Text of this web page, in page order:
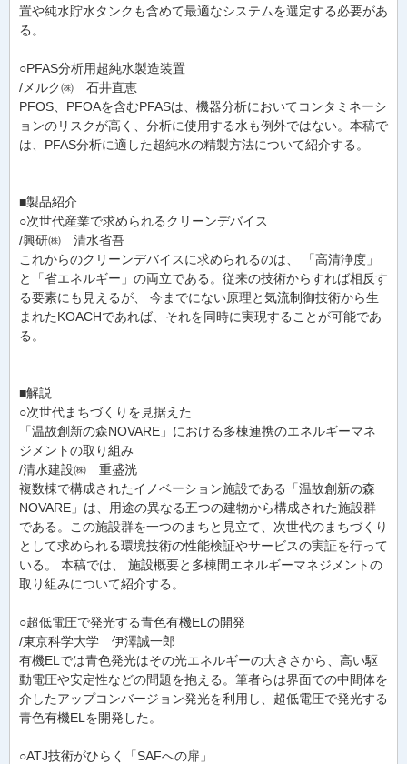
置や純水貯水タンクも含めて最適なシステムを選定する必要があ
る。
○PFAS分析用超純水製造装置
/メルク㈱ 石井直恵
PFOS、PFOAを含むPFASは、機器分析においてコンタミネーシ
ョンのリスクが高く、分析に使用する水も例外ではない。本稿で
は、PFAS分析に適した超純水の精製方法について紹介する。
■製品紹介
○次世代産業で求められるクリーンデバイス
/興研㈱ 清水省吾
これからのクリーンデバイスに求められるのは、 「高清浄度」
と「省エネルギー」の両立である。従来の技術からすれば相反す
る要素にも見えるが、 今までにない原理と気流制御技術から生
まれたKOACHであれば、それを同時に実現することが可能であ
る。
■解説
○次世代まちづくりを見据えた
「温故創新の森NOVARE」における多棟連携のエネルギーマネ
ジメントの取り組み
/清水建設㈱ 重盛洸
複数棟で構成されたイノベーション施設である「温故創新の森
NOVARE」は、用途の異なる五つの建物から構成された施設群
である。この施設群を一つのまちと見立て、次世代のまちづくり
として求められる環境技術の性能検証やサービスの実証を行って
いる。 本稿では、 施設概要と多棟間エネルギーマネジメントの
取り組みについて紹介する。
○超低電圧で発光する青色有機ELの開発
/東京科学大学 伊澤誠一郎
有機ELでは青色発光はその光エネルギーの大きさから、高い駆
動電圧や安定性などの問題を抱える。筆者らは界面での中間体を
介したアップコンバージョン発光を利用し、超低電圧で発光する
青色有機ELを開発した。
○ATJ技術がひらく「SAFへの扉」